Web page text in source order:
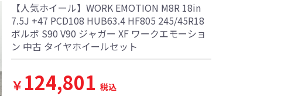
【人気ホイール】WORK EMOTION M8R 18in
7.5J +47 PCD108 HUB63.4 HF805 245/45R18
ボルボ S90 V90 ジャガー XF ワークエモーショ
ン 中古 タイヤホイールセット
￥ 124,801 税込